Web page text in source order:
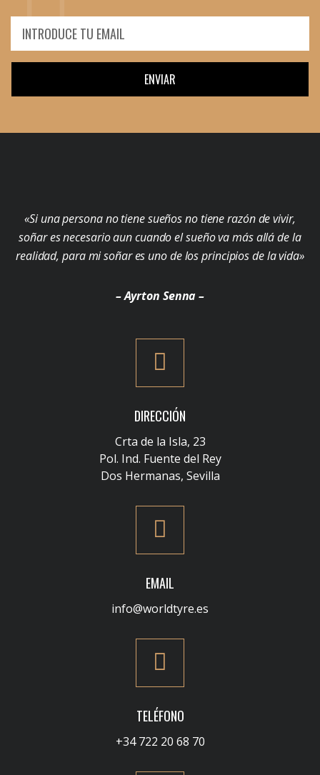
ENVIAR
«Si una persona no tiene sueños no tiene razón de vivir,
soñar es necesario aun cuando el sueño va más allá de la
realidad, para mi soñar es uno de los principios de la vida»
– Ayrton Senna –
DIRECCIÓN
Crta de la Isla, 23
Pol. Ind. Fuente del Rey
Dos Hermanas, Sevilla
EMAIL
info@worldtyre.es
TELÉFONO
+34 722 20 68 70